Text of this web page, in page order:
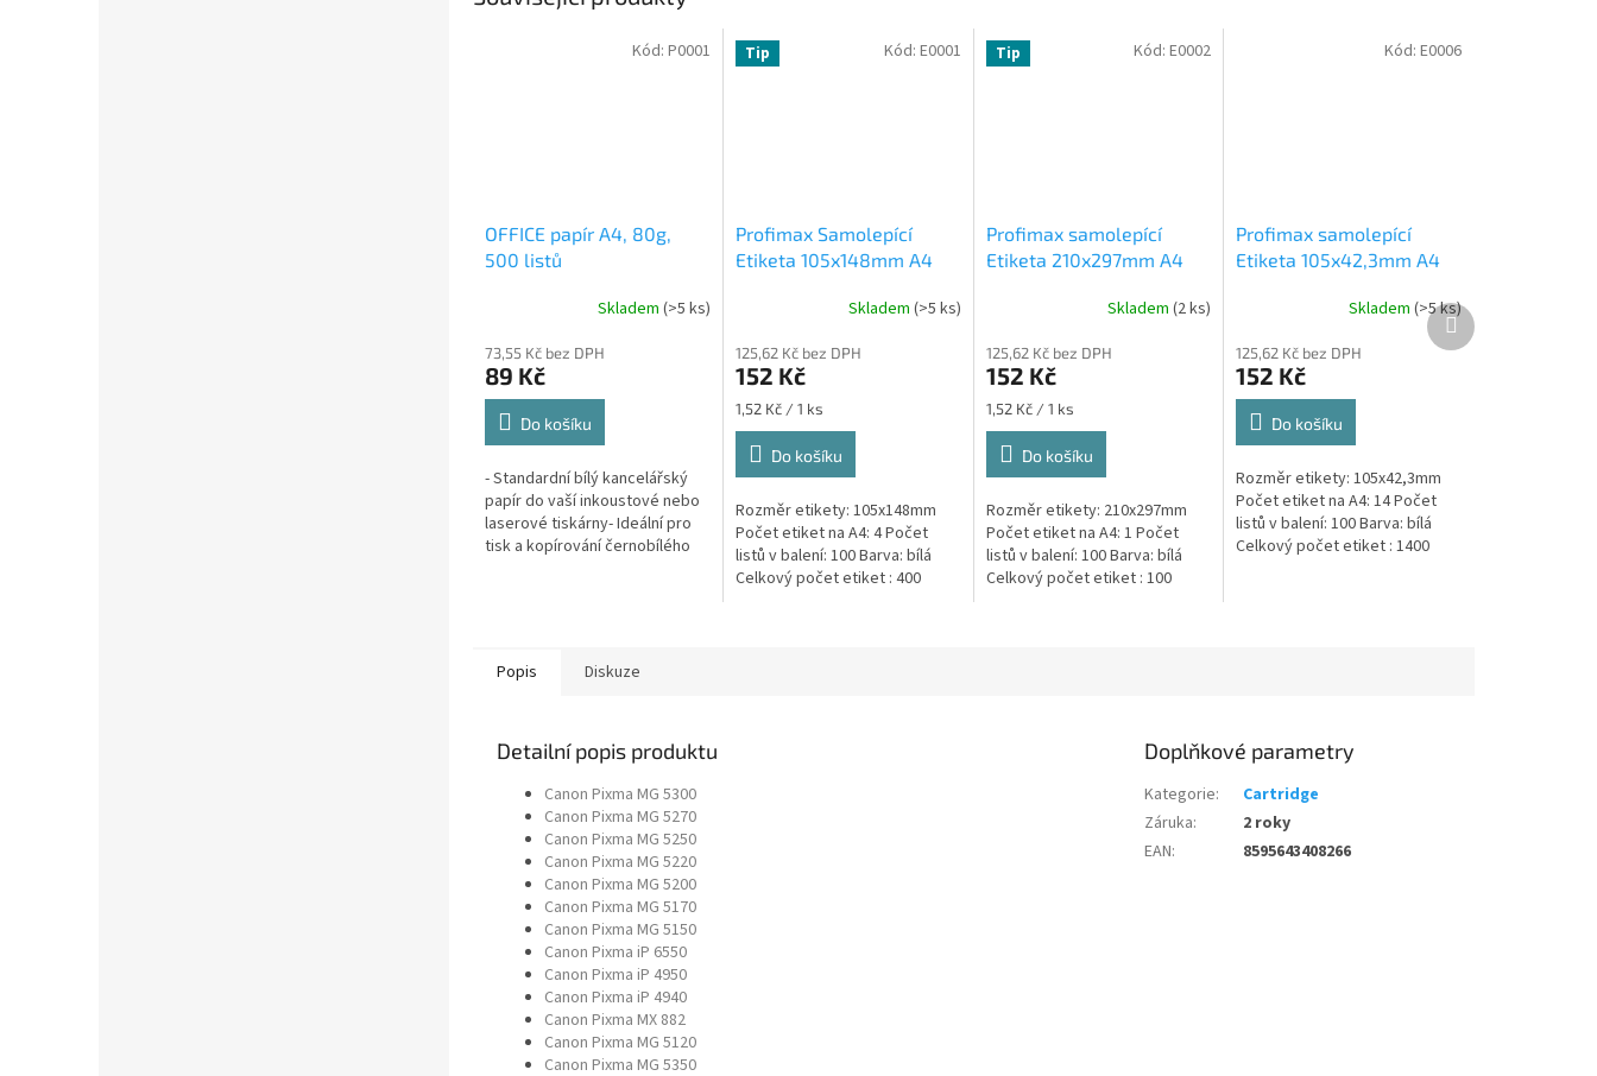
OFFICE papír A4, 80g,
500 listů
Skladem (>5 ks)
73,55 Kč bez DPH
89 Kč
Do košíku
- Standardní bílý kancelářský
papír do vaší inkoustové nebo
laserové tiskárny- Ideální pro
tisk a kopírování černobílého
Kód: P0001 Tip
Profimax Samolepící
Etiketa 105x148mm A4
Emy 8588002038082
148,5 mm 100 listů
produktu
je
5,0
hvězdiček.
Skladem (>5 ks)
125,62 Kč bez DPH
152 Kč
Měrná
cena:
1,52 Kč / 1 ks
Do košíku
Rozměr etikety: 105x148mm
Počet etiket na A4: 4 Počet
listů v balení: 100 Barva: bílá
Celkový počet etiket : 400
Kód: E0001 Tip
Profimax samolepící
Etiketa 210x297mm A4
Profimax samolepící
Skladem(2 ks)
125,62 Kč bez DPH
152 Kč
Měrná
cena:
1,52 Kč / 1 ks
Do košíku
Rozměr etikety: 210x297mm
Počet etiket na A4: 1 Počet
listů v balení: 100 Barva: bílá
Celkový počet etiket : 100
Kód:E0002
Profimax samolepící
Etiketa 105x42,3mm A4
Profimax samolepící
listů v krabici
Skladem (>5 ks)
125,62 Kč bez DPH
152 Kč
Do košíku
Rozměr etikety: 105x42,3mm
Počet etiket na A4: 14 Počet
listů v balení: 100 Barva: bílá
Celkový počet etiket : 1400
Kód: E0006
Další
produkt
Popis Diskuze
Detailní popis produktu
Canon Pixma MG 5300
Canon Pixma MG 5270
Canon Pixma MG 5250
Canon Pixma MG 5220
Canon Pixma MG 5200
Canon Pixma MG 5170
Canon Pixma MG 5150
Canon Pixma iP 6550
Canon Pixma iP 4950
Canon Pixma iP 4940
Canon Pixma MX 882
Canon Pixma MG 5120
Canon Pixma MG 5350
Doplňkové parametry
Kategorie:
Cartridge
Záruka:
2 roky
EAN: 8595643408266